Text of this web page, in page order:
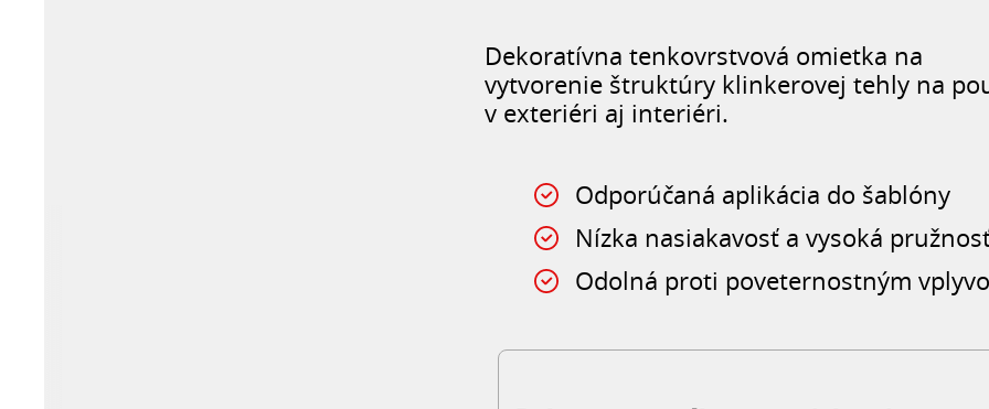
Dekoratívna tenkovrstvová omietka na
vytvorenie štruktúry klinkerovej tehly na
v exteriéri aj interiéri.
Odporúčaná aplikácia do šablóny
Nízka nasiakavosť a vysoká
Odolná proti poveternostným